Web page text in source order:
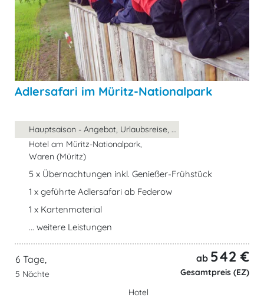
Adlersafari im Müritz-Nationalpark
Hauptsaison - Angebot, Urlaubsreise, ...
Hotel am Müritz-Nationalpark,
Waren (Müritz)
5 x Übernachtungen inkl. Genießer-Frühstück
1 x geführte Adlersafari ab Federow
1 x Kartenmaterial
... weitere Leistungen
6 Tage,
5 Nächte
ab 542 €
Gesamtpreis (EZ)
Hotel